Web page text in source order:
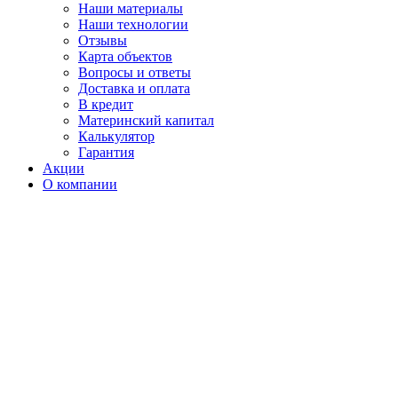
Наши материалы
Наши технологии
Отзывы
Карта объектов
Вопросы и ответы
Доставка и оплата
В кредит
Материнский капитал
Калькулятор
Гарантия
Акции
О компании